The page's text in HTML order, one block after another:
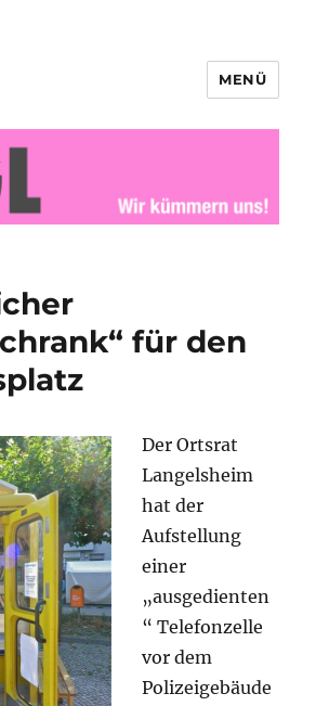
MENÜ
für den
Der Ortsrat
Langelsheim
hat der
Aufstellung
einer
„ausgedienten
“ Telefonzelle
vor dem
Polizeigebäude